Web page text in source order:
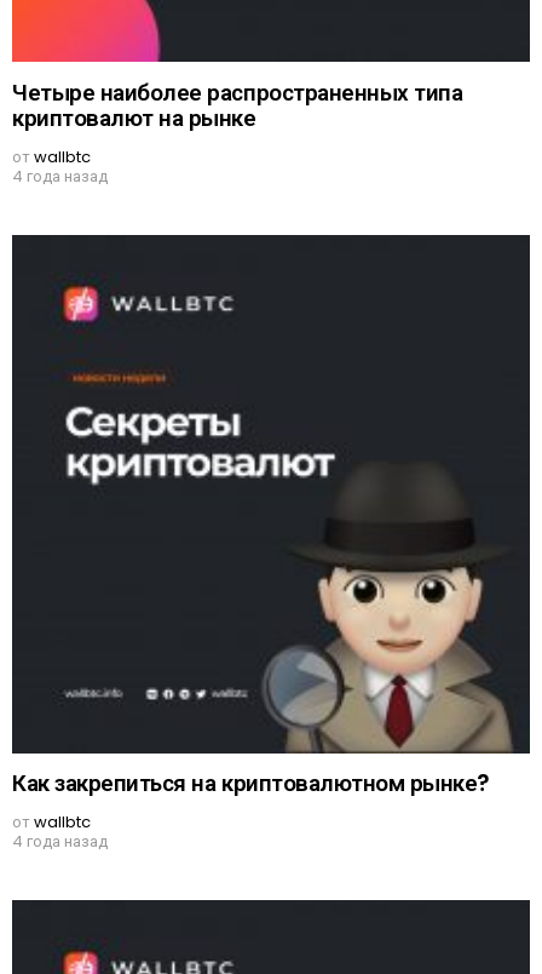
Четыре наиболее распространенных типа
криптовалют на рынке
отwallbtc
4 года назад
Как закрепиться на криптовалютном рынке?
отwallbtc
4 года назад